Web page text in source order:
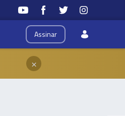
Assinar
×